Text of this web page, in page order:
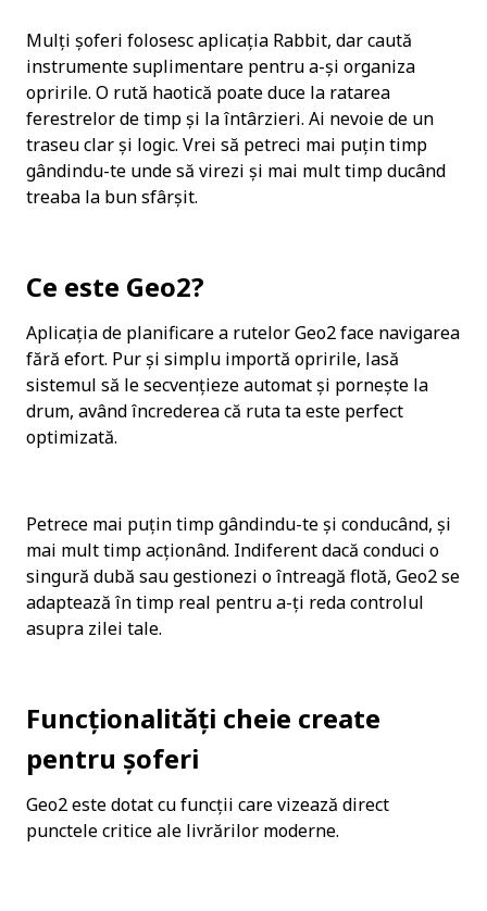
Mulți șoferi folosesc aplicația Rabbit, dar caută
instrumente suplimentare pentru a-și organiza
opririle. O rută haotică poate duce la ratarea
ferestrelor de timp și la întârzieri. Ai nevoie de un
traseu clar și logic. Vrei să petreci mai puțin timp
gândindu-te unde să virezi și mai mult timp ducând
treaba la bun sfârșit.
Ce este Geo2?
Aplicația de planificare a rutelor Geo2 face navigarea
fără efort. Pur și simplu importă opririle, lasă
sistemul să le secvențieze automat și pornește la
drum, având încrederea că ruta ta este perfect
optimizată.
Petrece mai puțin timp gândindu-te și conducând, și
mai mult timp acționând. Indiferent dacă conduci o
singură dubă sau gestionezi o întreagă flotă, Geo2 se
adaptează în timp real pentru a-ți reda controlul
asupra zilei tale.
Funcționalități cheie create
pentru șoferi
Geo2 este dotat cu funcții care vizează direct
punctele critice ale livrărilor moderne.